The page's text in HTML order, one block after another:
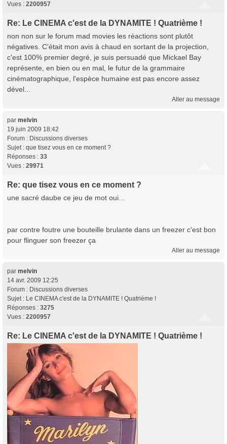
Vues : 2200957
Re: Le CINEMA c'est de la DYNAMITE ! Quatrième !
non non sur le forum mad movies les réactions sont plutôt
négatives. C'était mon avis à chaud en sortant de la projection,
c'est 100% premier degré, je suis persuadé que Mickael Bay
représente, en bien ou en mal, le futur de la grammaire
cinématographique, l'espèce humaine est pas encore assez
dével...
Aller au message
par melvin
19 juin 2009 18:42
Forum : Discussions diverses
Sujet : que tisez vous en ce moment ?
Réponses : 33
Vues : 29971
Re: que tisez vous en ce moment ?
une sacré daube ce jeu de mot oui...
par contre foutre une bouteille brulante dans un freezer c'est bon
pour flinguer son freezer ça
Aller au message
par melvin
14 avr. 2009 12:25
Forum : Discussions diverses
Sujet : Le CINEMA c'est de la DYNAMITE ! Quatrième !
Réponses : 3275
Vues : 2200957
Re: Le CINEMA c'est de la DYNAMITE ! Quatrième !